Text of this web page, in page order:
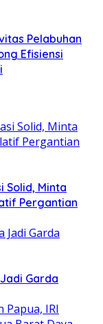
Pelabuhan
Efisiensi
Solid, Minta
Pergantian
Garda